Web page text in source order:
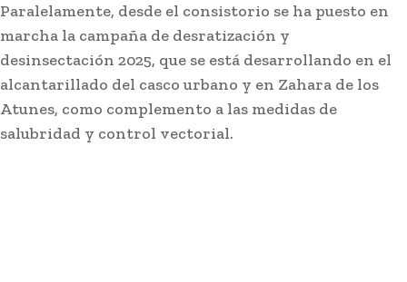
La Junta anima a los entes locales
Paralelamente, desde el consistorio se ha puesto en
marcha la campaña de desratización y
desinsectación 2025, que se está desarrollando en el
alcantarillado del casco urbano y en Zahara de los
Atunes, como complemento a las medidas de
salubridad y control vectorial.